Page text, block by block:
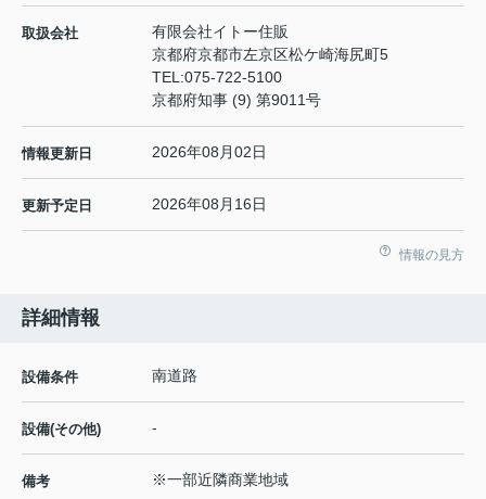
取扱会社
有限会社イトー住販
京都府京都市左京区松ケ崎海尻町5
TEL:075-722-5100
京都府知事 (9) 第9011号
情報更新日 2026年08月02日
更新予定日 2026年08月16日
情報の見方
詳細情報
設備条件 南道路
設備(その他) -
備考 ※一部近隣商業地域